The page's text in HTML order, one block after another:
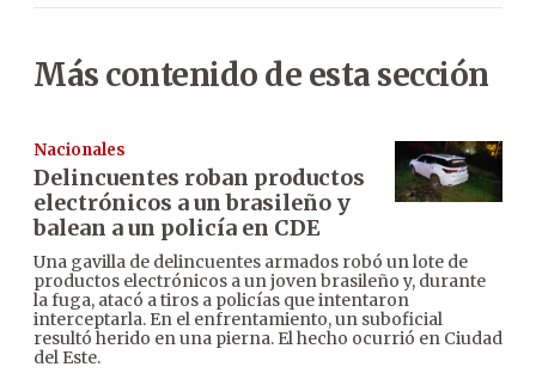
Más contenido de esta sección
Nacionales
Delincuentes roban productos
electrónicos a un brasileño y
balean a un policía en CDE
Una gavilla de delincuentes armados robó un lote de
productos electrónicos a un joven brasileño y, durante
la fuga, atacó a tiros a policías que intentaron
interceptarla. En el enfrentamiento, un suboficial
resultó herido en una pierna. El hecho ocurrió en Ciudad
del Este.